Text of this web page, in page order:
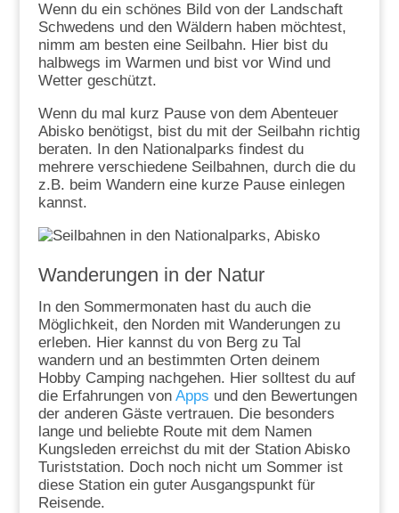
Wenn du ein schönes Bild von der Landschaft
Schwedens und den Wäldern haben möchtest,
nimm am besten eine Seilbahn. Hier bist du
halbwegs im Warmen und bist vor Wind und
Wetter geschützt.
Wenn du mal kurz Pause von dem Abenteuer
Abisko benötigst, bist du mit der Seilbahn richtig
beraten. In den Nationalparks findest du
mehrere verschiedene Seilbahnen, durch die du
z.B. beim Wandern eine kurze Pause einlegen
kannst.
Wanderungen in der Natur
In den Sommermonaten hast du auch die
Möglichkeit, den Norden mit Wanderungen zu
erleben. Hier kannst du von Berg zu Tal
wandern und an bestimmten Orten deinem
Hobby Camping nachgehen. Hier solltest du auf
die Erfahrungen von Apps und den Bewertungen
der anderen Gäste vertrauen. Die besonders
lange und beliebte Route mit dem Namen
Kungsleden erreichst du mit der Station Abisko
Turiststation. Doch noch nicht um Sommer ist
diese Station ein guter Ausgangspunkt für
Reisende.